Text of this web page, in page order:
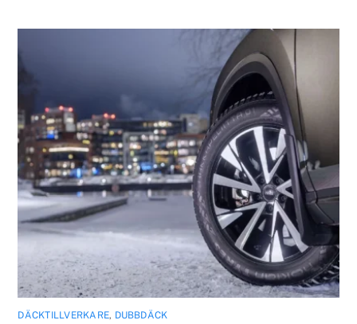
DÄCKTILLVERKARE, DUBBDÄCK